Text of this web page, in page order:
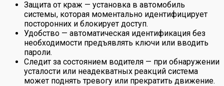
Защита от краж — установка в автомобиль
системы, которая моментально идентифицирует
посторонних и блокирует доступ.
Удобство — автоматическая идентификация без
необходимости предъявлять ключи или вводить
пароли.
Следит за состоянием водителя — при обнаружении
усталости или неадекватных реакций система
может поднять тревогу или прекратить движение.